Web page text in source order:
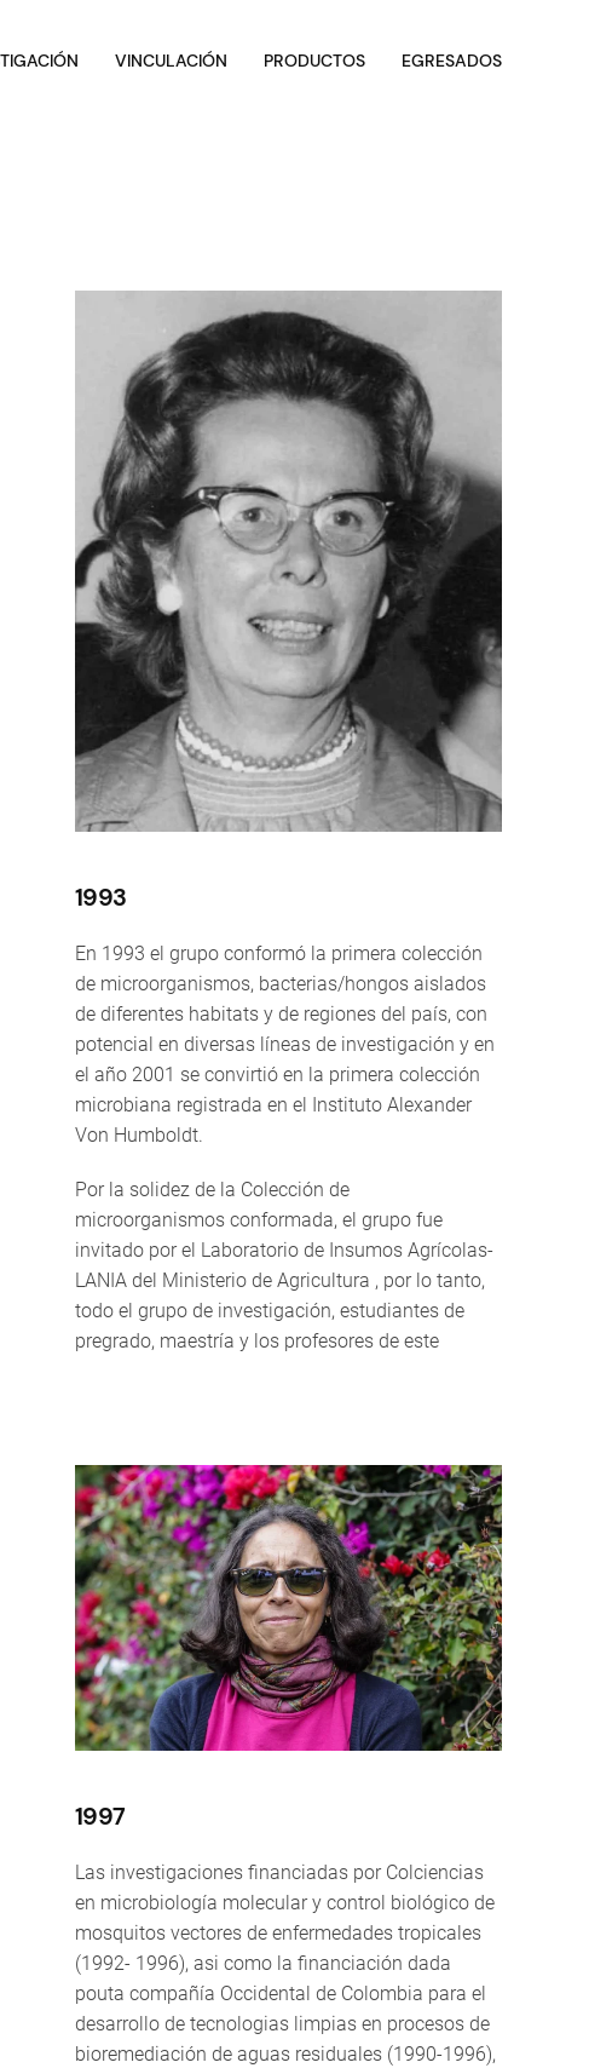
VINCULACIÓN PRODUCTOS EGRESADOS
1993
En 1993 el grupo conformó la primera colección
de microorganismos, bacterias/hongos aislados
de diferentes habitats y de regiones del país, con
potencial en diversaslíneas de investigación y en
el año 2001 se convirtió en la primera colección
microbiana registrada en el Instituto Alexander
Von Humboldt.
Por la solidez de la Colección de
microorganismos conformada, el grupo fue
invitado por el Laboratorio de Insumos Agrícolas-
LANIA del Ministerio de Agricultura , por lo tanto,
todo el grupo de investigación, estudiantes de
pregrado, maestría y los profesores de este
1997
Las investigaciones financiadas por Colciencias
en microbiología molecular y control biológico de
mosquitos vectores de enfermedades tropicales
(1992- 1996), asi como la financiación dada
pouta compañía Occidental de Colombia para el
desarrollo de tecnologias limpias en procesos de
bioremediación de aguas residuales (1990-1996),